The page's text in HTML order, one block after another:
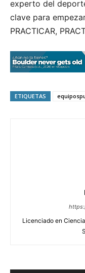
experto del
clave para
PRACTICAR,
ETIQUETAS
Licenciado en